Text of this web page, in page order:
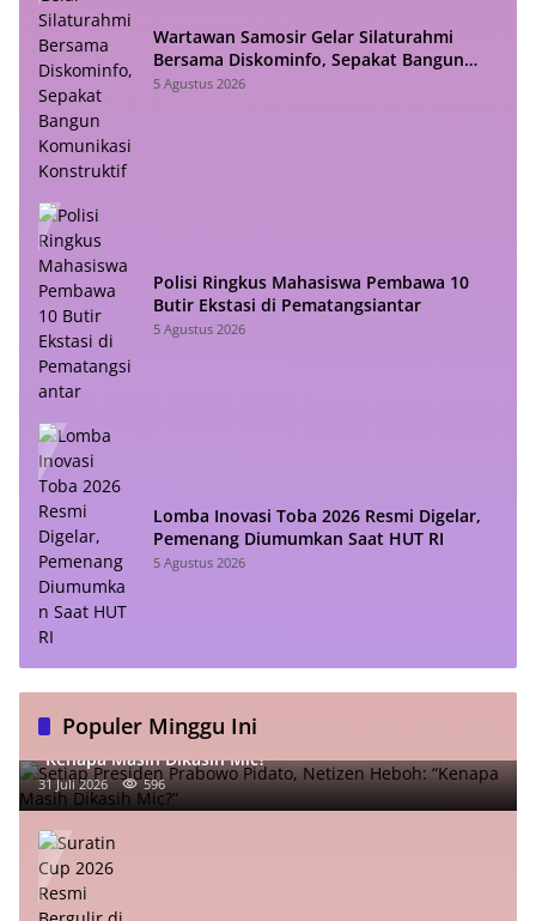
Wartawan Samosir Gelar Silaturahmi
Bersama Diskominfo, Sepakat Bangun
Komunikasi Konstruktif
5 Agustus 2026
Polisi Ringkus Mahasiswa Pembawa 10
Butir Ekstasi di Pematangsiantar
5 Agustus 2026
Lomba Inovasi Toba 2026 Resmi Digelar,
Pemenang Diumumkan Saat HUT RI
5 Agustus 2026
Populer Minggu Ini
Setiap Presiden Prabowo Pidato, Netizen Heboh:
“Kenapa Masih Dikasih Mic?”
31 Juli 2026 596